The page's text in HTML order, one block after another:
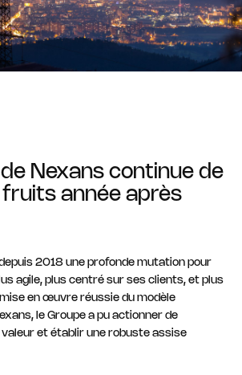
Nexans continue de
année après
2018 une profonde mutation pour
agile, plus centré sur ses clients, et plus
en œuvre réussie du modèle
le Groupe a pu actionner de
et établir une robuste assise